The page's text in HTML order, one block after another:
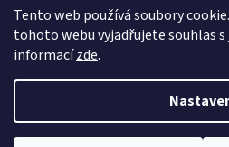
Tento web používá soubory
tohoto webu vyjadřujete souhlas s
informacízde.
u
po celé ČR
Vytvořil